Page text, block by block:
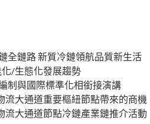
全鏈路 新質冷鏈領航品質新生活
/生態化發展趨勢
制與國際標準化相銜接演講
流大通道重要樞紐節點帶來的商機
流大通道節點冷鏈產業鏈推介活動